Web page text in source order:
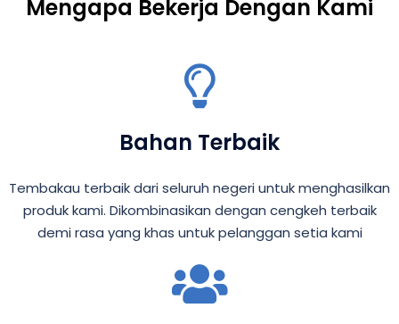
Mengapa Bekerja Dengan Kami
Bahan Terbaik
Tembakau terbaik dari seluruh negeri untuk menghasilkan
produk kami. Dikombinasikan dengan cengkeh terbaik
demi rasa yang khas untuk pelanggan setia kami